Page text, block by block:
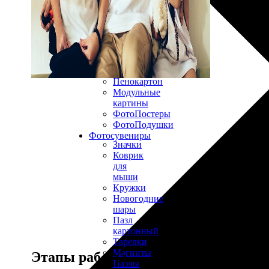
30х40
20х45
30х60
30х90
40х40
40х60
50х70
Пенокартон
Модульные
картины
ФотоПостеры
ФотоПодушки
Фотоcувениры
Значки
Коврик
для
мыши
Кружки
Новогодние
шары
Пазл
картонный
Тарелки
Магниты
Пазлы
Этапы работы